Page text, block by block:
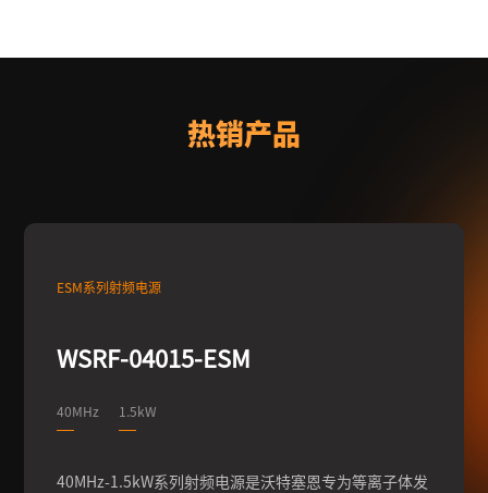
热销产品
ESM系列射频电源
WSRF-04015-ESM
40MHz 1.5kW
40MHz-1.5kW系列射频电源是沃特塞恩专为等离子体发